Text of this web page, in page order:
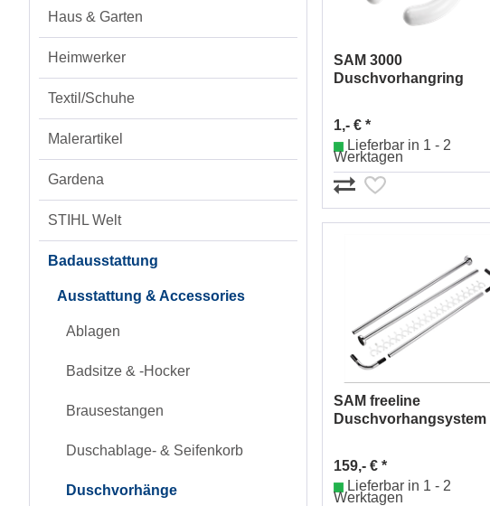
Haus & Garten
Heimwerker
Textil/Schuhe
Malerartikel
Gardena
STIHL Welt
Badausstattung
Ausstattung & Accessories
Ablagen
Badsitze & -Hocker
Brausestangen
Duschablage- & Seifenkorb
Duschvorhänge
SAM 3000
Duschvorhangring
1,- € *
Lieferbar in 1 - 2
Werktagen
SAM freeline
Duschvorhangsystem
159,- € *
Lieferbar in 1 - 2
Werktagen